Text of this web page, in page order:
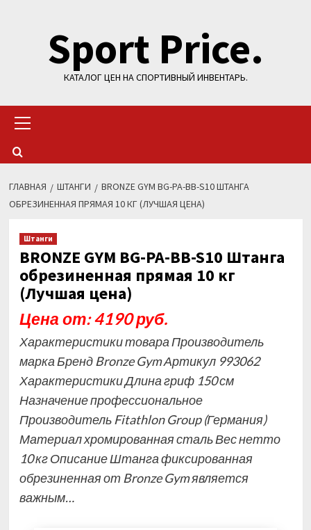
содержимомуSport Price.
КАТАЛОГ ЦЕН НА СПОРТИВНЫЙ ИНВЕНТАРЬ.
меню
ГЛАВНАЯ ШТАНГИ
BRONZE GYM BG-PA-BB-S10 ШТАНГА
ОБРЕЗИНЕННАЯ ПРЯМАЯ 10 КГ (ЛУЧШАЯ ЦЕНА)
Штанги
BRONZE GYM BG-PA-BB-S10 Штанга
обрезиненная прямая 10 кг
(Лучшая цена)
Цена от: 4190 руб.
Характеристики товара Производитель
марка Бренд Bronze Gym Артикул 993062
Характеристики Длина гриф 150 см
Назначение профессиональное
Производитель Fitathlon Group (Германия)
Материал хромированная сталь Вес нетто
10 кг Описание Штанга фиксированная
обрезиненная от Bronze Gym является
важным…